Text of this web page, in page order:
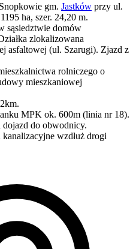
gm. Jastków przy ul.
ha, szer. 24,20 m.
sąsiedztwie domów
zlokalizowana
asfaltowej (ul. Szarugi). Zjazd z
rolniczego o
mieszkaniowej
MPK ok. 600m (linia nr 18).
do obwodnicy.
wzdłuż drogi